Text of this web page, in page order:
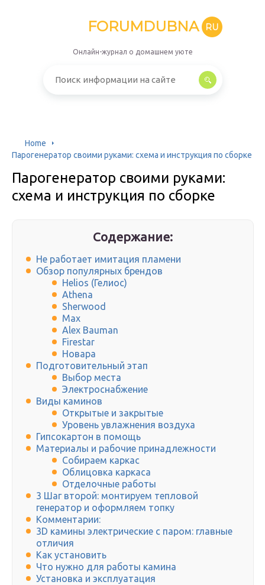
FORUMDUBNA RU
Онлайн-журнал о домашнем уюте
Home
Парогенератор своими руками: схема и инструкция по сборке
Парогенератор своими руками:
схема и инструкция по сборке
Содержание:
Не работает имитация пламени
Обзор популярных брендов
Helios (Гелиос)
Athena
Sherwood
Max
Alex Bauman
Firestar
Новара
Подготовительный этап
Выбор места
Электроснабжение
Виды каминов
Открытые и закрытые
Уровень увлажнения воздуха
Гипсокартон в помощь
Материалы и рабочие принадлежности
Собираем каркас
Облицовка каркаса
Отделочные работы
3 Шаг второй: монтируем тепловой
генератор и оформляем топку
Комментарии:
3D камины электрические с паром: главные
отличия
Как установить
Что нужно для работы камина
Установка и эксплуатация